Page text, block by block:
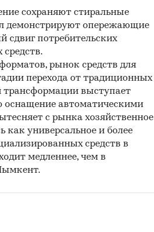
сохраняют стиральные
демонстрируют опережающие
сдвиг потребительских
рынок средств для
перехода от традиционных
выступает
оснащение автоматическими
с рынка хозяйственное
как универсальное и более
средств в
медленнее, чем в